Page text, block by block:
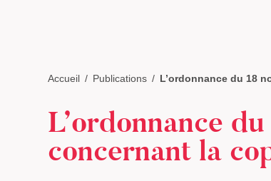
Accueil Publications L’ordonnance du 18
L’ordonnance
concernant la